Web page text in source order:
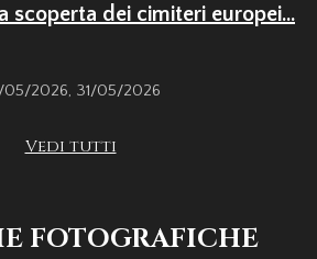
scoperta dei cimiteri europei...
05/2026, 31/05/2026
Vedi tutti
FOTOGRAFICHE